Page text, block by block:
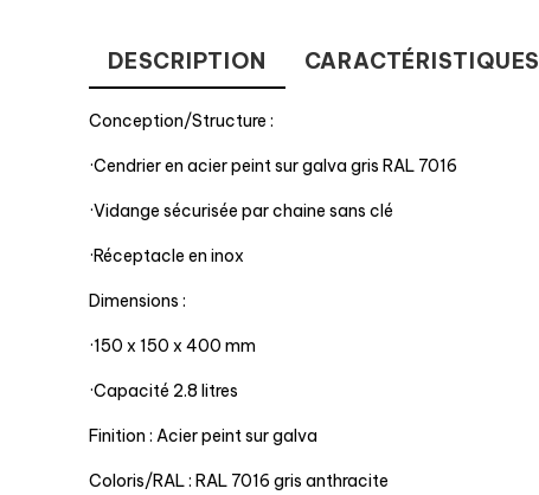
DESCRIPTION CARACTÉRISTIQUES
Conception/Structure :
·Cendrier en acier peint sur galva gris RAL 7016
·Vidange sécurisée par chaine sans clé
·Réceptacle en inox
Dimensions :
·150 x 150 x 400 mm
·Capacité 2.8 litres
Finition : Acier peint sur galva
Coloris/RAL : RAL 7016 gris anthracite